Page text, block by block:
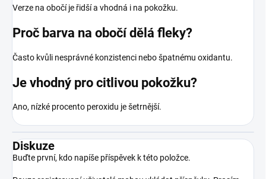
Verze na obočí je řidší a vhodná i na pokožku.
Proč barva na obočí dělá fleky?
Často kvůli nesprávné konzistenci nebo špatnému oxidantu.
Je vhodný pro citlivou pokožku?
Ano, nízké procento peroxidu je šetrnější.
Diskuze
Buďte první, kdo napíše příspěvek k této položce.